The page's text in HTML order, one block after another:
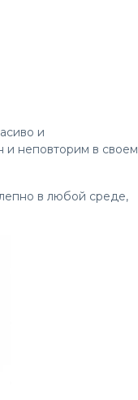
и
и неповторим в своем
в любой среде,